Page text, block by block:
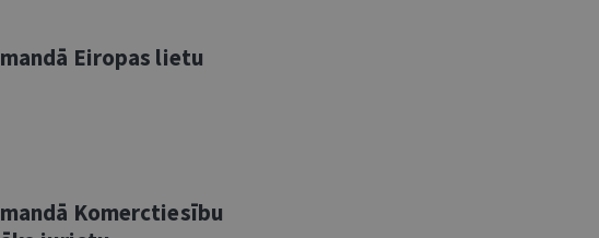
Eiropas lietu
Komerctiesību